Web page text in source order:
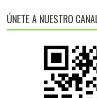
ÚNETE A NUESTRO